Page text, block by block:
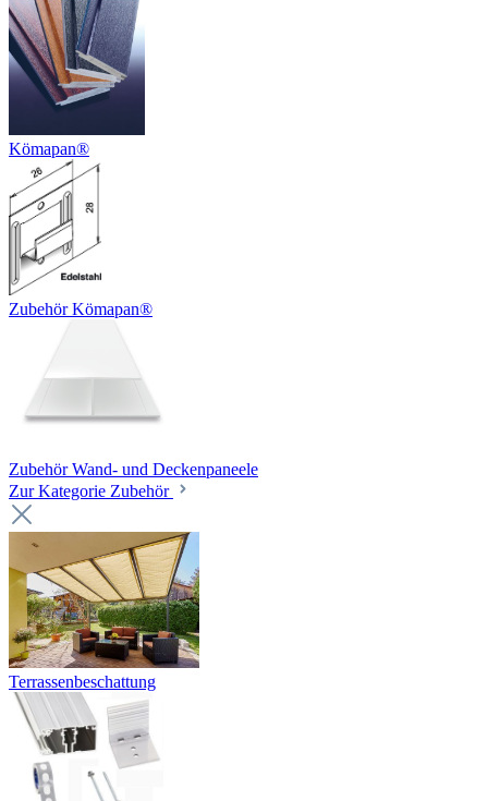
Kömapan®
Zubehör Kömapan®
Zubehör Wand- und Deckenpaneele
Zur Kategorie Zubehör
Terrassenbeschattung